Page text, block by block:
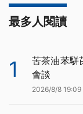
最多人閱讀
1
苦茶油苯駢
會談
2026/8/8 19:09